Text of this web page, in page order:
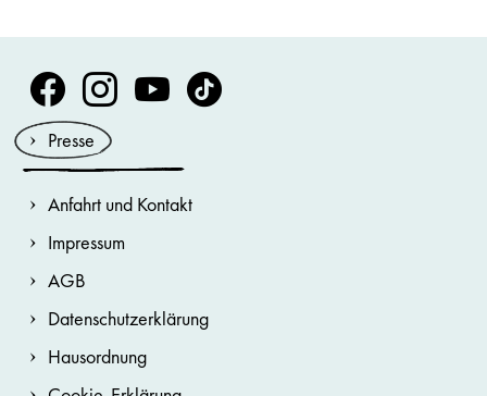
Volksoper Facebook
Volksoper Instagram
Volksoper Youtube
Volksoper TikTok
Presse
Anfahrt und Kontakt
Impressum
AGB
Datenschutzerklärung
Hausordnung